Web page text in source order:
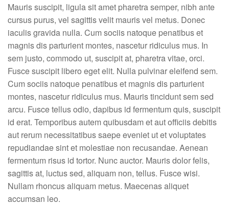
Mauris suscipit, ligula sit amet pharetra semper, nibh ante
cursus purus, vel sagittis velit mauris vel metus. Donec
iaculis gravida nulla. Cum sociis natoque penatibus et
magnis dis parturient montes, nascetur ridiculus mus. In
sem justo, commodo ut, suscipit at, pharetra vitae, orci.
Fusce suscipit libero eget elit. Nulla pulvinar eleifend sem.
Cum sociis natoque penatibus et magnis dis parturient
montes, nascetur ridiculus mus. Mauris tincidunt sem sed
arcu. Fusce tellus odio, dapibus id fermentum quis, suscipit
id erat. Temporibus autem quibusdam et aut officiis debitis
aut rerum necessitatibus saepe eveniet ut et voluptates
repudiandae sint et molestiae non recusandae. Aenean
fermentum risus id tortor. Nunc auctor. Mauris dolor felis,
sagittis at, luctus sed, aliquam non, tellus. Fusce wisi.
Nullam rhoncus aliquam metus. Maecenas aliquet
accumsan leo.